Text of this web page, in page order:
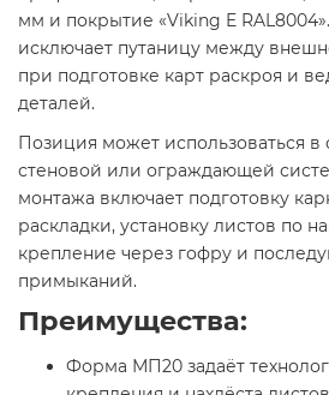
мм и покрытие «Viking E
исключает путаницу между
при подготовке карт раскроя и
деталей.
Позиция может использоваться в
стеновой или ограждающей
монтажа включает подготовку
раскладки, установку листов по
крепление через гофру и
примыканий.
Преимущества:
Форма МП20 задаёт